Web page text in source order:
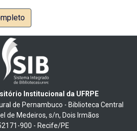
Institucional da UFRPE
de Pernambuco - Biblioteca Central
de Medeiros, s/n, Dois Irmãos
900 - Recife/PE